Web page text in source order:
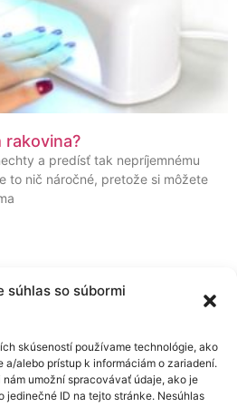
súhlas so súbormi
skúseností používame technológie, ako
a/alebo prístup k informáciám o zariadení.
umožní spracovávať údaje, ako je
jedinečné ID na tejto stránke. Nesúhlas
rakovina?
a predísť tak nepríjemnému
to nič náročné, pretože si môžete